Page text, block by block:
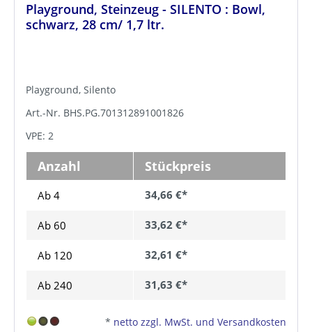
Playground, Steinzeug - SILENTO : Bowl,
schwarz, 28 cm/ 1,7 ltr.
Playground, Silento
Art.-Nr. BHS.PG.701312891001826
VPE: 2
Anzahl Stückpreis
Ab 4 34,66 €*
Ab 60 33,62 €*
Ab 120 32,61 €*
Ab 240 31,63 €*
* netto zzgl. MwSt. und Versandkosten